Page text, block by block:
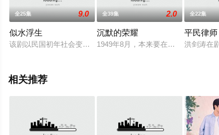
全25集 9.0
似水浮生
该剧以民国初年社会变革为背景，围绕争夺国宝玉鼎的主线展开
全39集 2.0
沉默的荣耀
1949年8月，本来要在福州迎接解放
全22集
平民律师
洪剑涛在
相关推荐